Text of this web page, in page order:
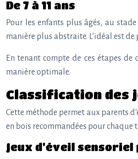
De 7 à 11 ans
Pour les enfants plus âgés, au
manière plus abstraite. L’idéal est
En tenant compte de ces étapes
manière optimale.
Classification des
Cette méthode permet aux parents
en bois recommandées pour chaque
Jeux d’éveil sensoriel